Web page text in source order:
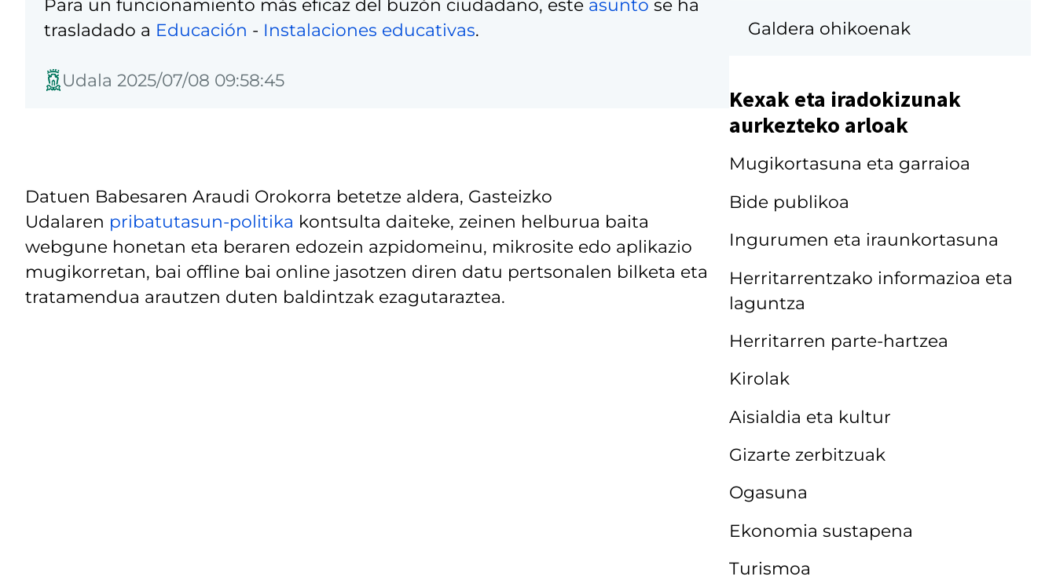
Para un funcionamiento más eficaz del buzón ciudadano, este asunto se ha
trasladado a Educación - Instalaciones educativas.
Udala 2025/07/08 09:58:45
Datuen Babesaren Araudi Orokorra betetze aldera, Gasteizko
Udalaren pribatutasun-politika kontsulta daiteke, zeinen helburua baita
webgune honetan eta beraren edozein azpidomeinu, mikrosite edo aplikazio
mugikorretan, bai offline bai online jasotzen diren datu pertsonalen bilketa eta
tratamendua arautzen duten baldintzak ezagutaraztea.
Galdera ohikoenak
Kexak eta iradokizunak
aurkezteko arloak
Mugikortasuna eta garraioa
Bide publikoa
Ingurumen eta iraunkortasuna
Herritarrentzako informazioa eta
laguntza
Herritarren parte-hartzea
Kirolak
Aisialdia eta kultur
Gizarte zerbitzuak
Ogasuna
Ekonomia sustapena
Turismoa